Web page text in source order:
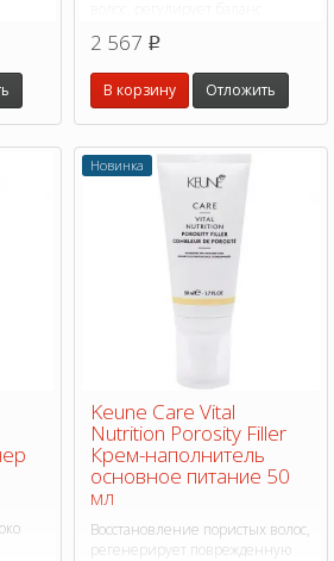
рН кожи головы.
2 567 p
В корзину Отложить
Новинка
Keune Care Vital
Nutrition Porosity Filler
Крем-наполнитель
основное питание 50
мл
Восстановление пористых волос,
регенерирует поврежденную